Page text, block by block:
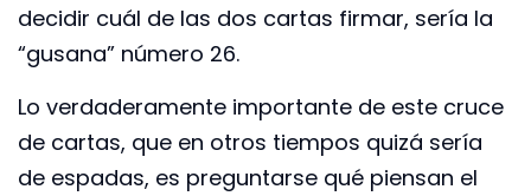
decidir cuál de las dos cartas firmar, sería la
“gusana” número 26.
Lo verdaderamente importante de este cruce
de cartas, que en otros tiempos quizá sería
de espadas, es preguntarse qué piensan el